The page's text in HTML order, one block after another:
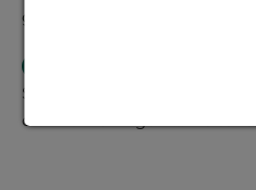
Schultür gegangen sein?
oft mit mulmigem